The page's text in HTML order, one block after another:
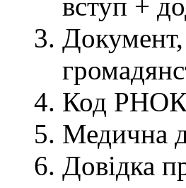
вступ +
Код
Медична
Довідка